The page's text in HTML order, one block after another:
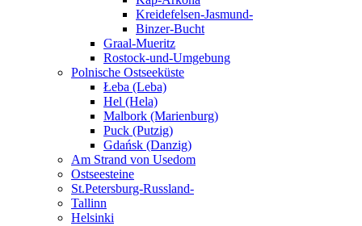
Kreidefelsen-Jasmund-
Binzer-Bucht
Graal-Mueritz
Rostock-und-Umgebung
Polnische Ostseeküste
Łeba (Leba)
Hel (Hela)
Malbork (Marienburg)
Puck (Putzig)
Gdańsk (Danzig)
Am Strand von Usedom
Ostseesteine
St.Petersburg-Russland-
Tallinn
Helsinki